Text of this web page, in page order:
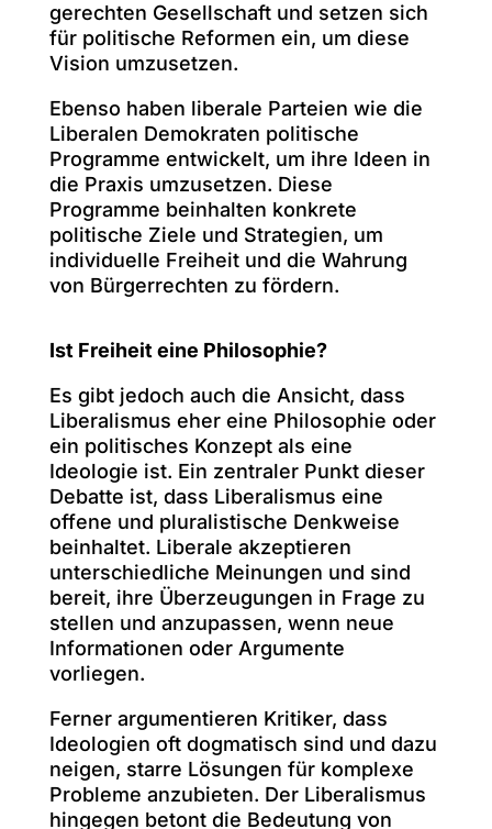
gerechten Gesellschaft und setzen sich
für politische Reformen ein, um diese
Vision umzusetzen.
Ebenso haben liberale Parteien wie die
Liberalen Demokraten politische
Programme entwickelt, um ihre Ideen in
die Praxis umzusetzen. Diese
Programme beinhalten konkrete
politische Ziele und Strategien, um
individuelle Freiheit und die Wahrung
von Bürgerrechten zu fördern.
Ist Freiheit eine Philosophie?
Es gibt jedoch auch die Ansicht, dass
Liberalismus eher eine Philosophie oder
ein politisches Konzept als eine
Ideologie ist. Ein zentraler Punkt dieser
Debatte ist, dass Liberalismus eine
offene und pluralistische Denkweise
beinhaltet. Liberale akzeptieren
unterschiedliche Meinungen und sind
bereit, ihre Überzeugungen in Frage zu
stellen und anzupassen, wenn neue
Informationen oder Argumente
vorliegen.
Ferner argumentieren Kritiker, dass
Ideologien oft dogmatisch sind und dazu
neigen, starre Lösungen für komplexe
Probleme anzubieten. Der Liberalismus
hingegen betont die Bedeutung von